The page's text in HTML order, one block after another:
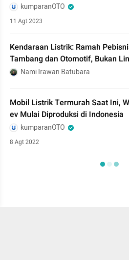
kumparanOTO
11 Agt 2023
Kendaraan Listrik: Ramah
Tambang dan Otomotif, Bukan
Nami Irawan Batubara
Mobil Listrik Termurah Saat Ini,
ev Mulai Diproduksi di Indonesia
kumparanOTO
8 Agt 2022